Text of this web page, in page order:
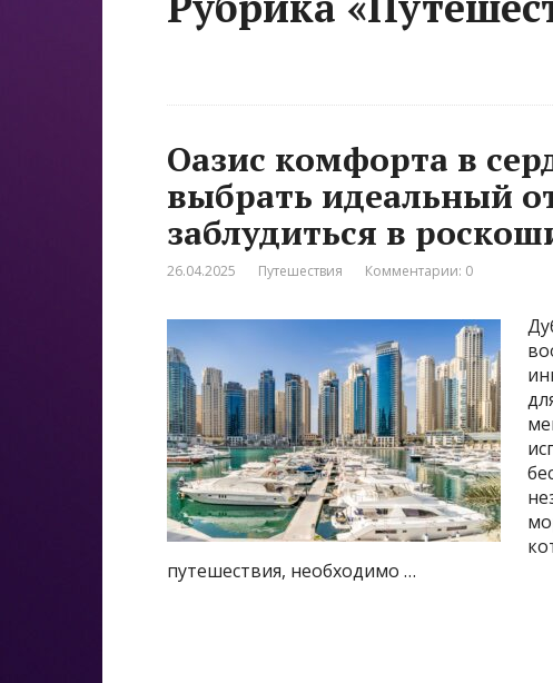
Оазис комфорта в
выбрать идеальный
заблудиться в
26.04.2025 Путешествия Комментарии: 0
путешествия, необходимо …